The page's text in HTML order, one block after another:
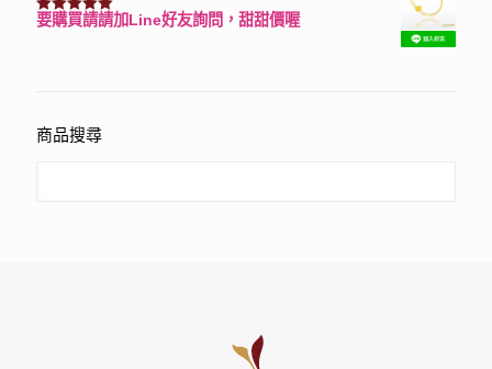
評分3150滿分 5
要購買請請加Line好友詢問，甜甜價喔
商品搜尋